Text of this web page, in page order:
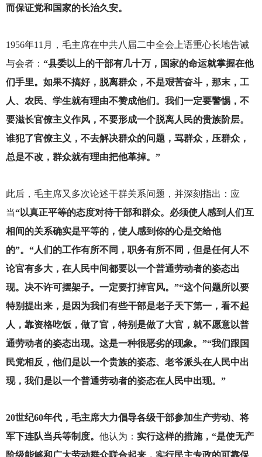
而保证党和国家的长治久安。
1956年11月，毛主席在中共八届二中全会上语重心长地告诫
与会者： “县委以上的干部有几十万，国家的命运就掌握在他
们手里。如果不搞好，脱离群众，不是艰苦奋斗，那末，工
人、农民、学生就有理由不赞成他们。我们一定要警惕，不
要滋长官僚主义作风，不要形成一个脱离人民的贵族阶层。
谁犯了官僚主义，不去解决群众的问题，骂群众，压群众，
总是不改，群众就有理由把他革掉。”
此后，毛主席又多次论述干群关系问题，并深刻指出：应
当“以真正平等的态度对待干部和群众。必须使人感到人们互
相间的关系确实是平等的，使人感到你的心是交给他
的”。“人们的工作有所不同，职务有所不同，但是任何人不
论官有多大，在人民中间都要以一个普通劳动者的姿态出
现。决不许可摆架子。一定要打掉官风。”“这个问题所以要
特别提出来，是因为我们有些干部是老子天下第一，看不起
人，靠资格吃饭，做了官，特别是做了大官，就不愿意以普
通劳动者的姿态出现。这是一种很恶劣的现象。”“我们跟国
民党相反，他们是以一个贵族的姿态、老爷派头在人民中出
现，我们是以一个普通劳动者的姿态在人民中出现。”
20世纪60年代，毛主席大力倡导各级干部参加生产劳动、将
军下连队当兵等制度。 他认为： 实行这样的措施，“是使无产